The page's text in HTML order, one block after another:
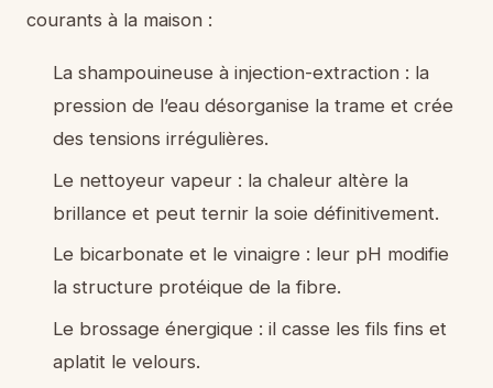
courants à la maison :
La shampouineuse à injection-extraction : la
pression de l’eau désorganise la trame et crée
des tensions irrégulières.
Le nettoyeur vapeur : la chaleur altère la
brillance et peut ternir la soie définitivement.
Le bicarbonate et le vinaigre : leur pH modifie
la structure protéique de la fibre.
Le brossage énergique : il casse les fils fins et
aplatit le velours.